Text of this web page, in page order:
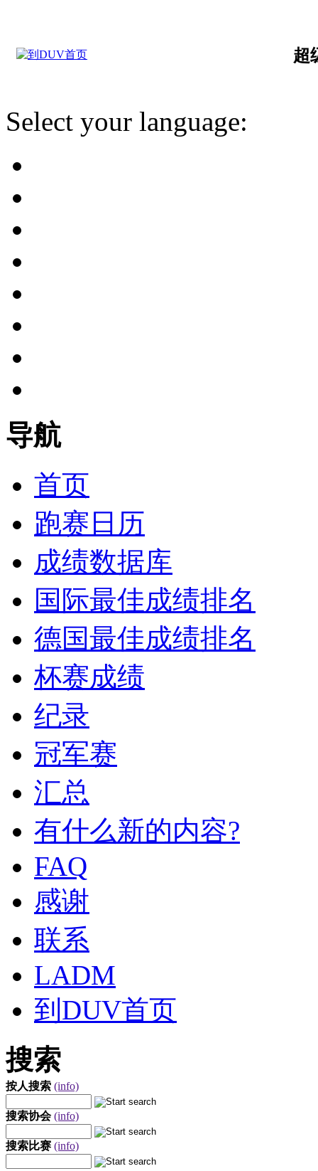
超
Select your language:
导航
首页
跑赛日历
成绩数据库
国际最佳成绩排名
德国最佳成绩排名
杯赛成绩
纪录
冠军赛
汇总
有什么新的内容?
FAQ
感谢
联系
LADM
到DUV首页
搜索
按人搜索 (info)
搜索协会 (info)
搜索比赛 (info)